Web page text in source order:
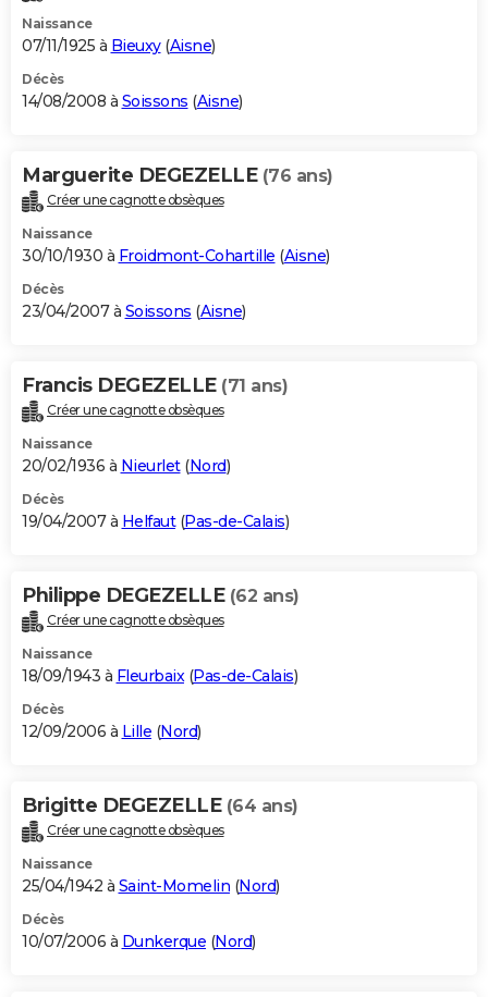
Naissance
07/11/1925 à Bieuxy(Aisne)
Décès
14/08/2008 à Soissons (Aisne)
Marguerite DEGEZELLE (76 ans)
Créer une cagnotte obsèques
Naissance
30/10/1930 à Froidmont-Cohartille (Aisne)
Décès
23/04/2007 à Soissons (Aisne)
Francis DEGEZELLE (71 ans)
Créer une cagnotte obsèques
Naissance
20/02/1936 à Nieurlet(Nord)
Décès
19/04/2007 à Helfaut(Pas-de-Calais)
Philippe DEGEZELLE (62 ans)
Créer une cagnotte obsèques
Naissance
18/09/1943 à Fleurbaix(Pas-de-Calais)
Décès
12/09/2006 à Lille (Nord)
Brigitte DEGEZELLE (64 ans)
Créer une cagnotte obsèques
Naissance
25/04/1942 à Saint-Momelin (Nord)
Décès
10/07/2006 à Dunkerque (Nord)